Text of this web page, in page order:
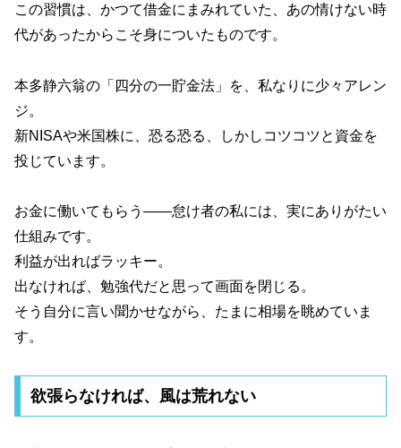
この習慣は、かつて借金にまみれていた、あの情けない時
代があったからこそ身についたものです。
本多静六翁の「四分の一貯金法」を、私なりに少々アレン
ジ。
新NISAや米国株に、恐る恐る、しかしコツコツと資金を
投じています。
お金に働いてもらう――怠け者の私には、実にありがたい
仕組みです。
利益が出ればラッキー。
出なければ、勉強代だと思って画面を閉じる。
そう自分に言い聞かせながら、たまに相場を眺めていま
す。
欲張らなければ、風は荒れない